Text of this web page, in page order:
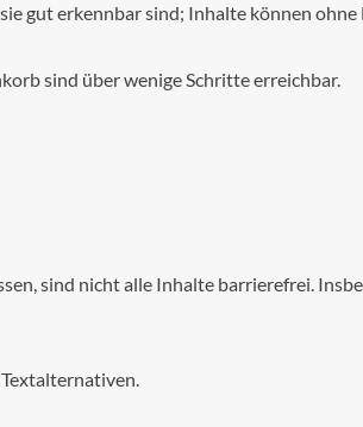
gut erkennbar sind; Inhalte können
sind über wenige Schritte erreichbar.
sind nicht alle Inhalte barrierefrei.